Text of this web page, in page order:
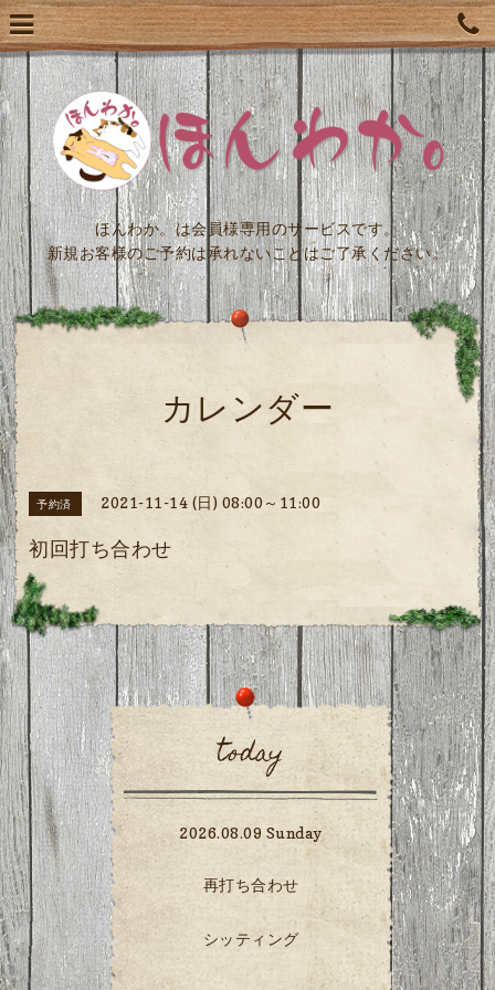
ほんわか。は会員様専用のサービスです。
新規お客様のご予約は承れないことはご了承ください。
カレンダー
予約済 2021-11-14 (日) 08:00～11:00
初回打ち合わせ
today
2026.08.09 Sunday
再打ち合わせ
シッティング